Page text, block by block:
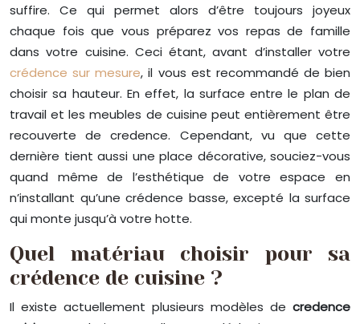
suffire. Ce qui permet alors d’être toujours joyeux
chaque fois que vous préparez vos repas de famille
dans votre cuisine. Ceci étant, avant d’installer votre
crédence sur mesure, il vous est recommandé de bien
choisir sa hauteur. En effet, la surface entre le plan de
travail et les meubles de cuisine peut entièrement être
recouverte de credence. Cependant, vu que cette
dernière tient aussi une place décorative, souciez-vous
quand même de l’esthétique de votre espace en
n’installant qu’une crédence basse, excepté la surface
qui monte jusqu’à votre hotte.
Quel matériau choisir pour sa
crédence de cuisine ?
Il existe actuellement plusieurs modèles de credence